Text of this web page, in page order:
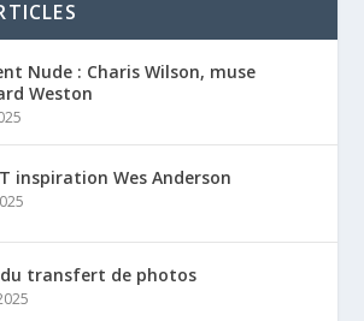
Nude : Charis Wilson, muse
Weston
inspiration Wes Anderson
du transfert de photos